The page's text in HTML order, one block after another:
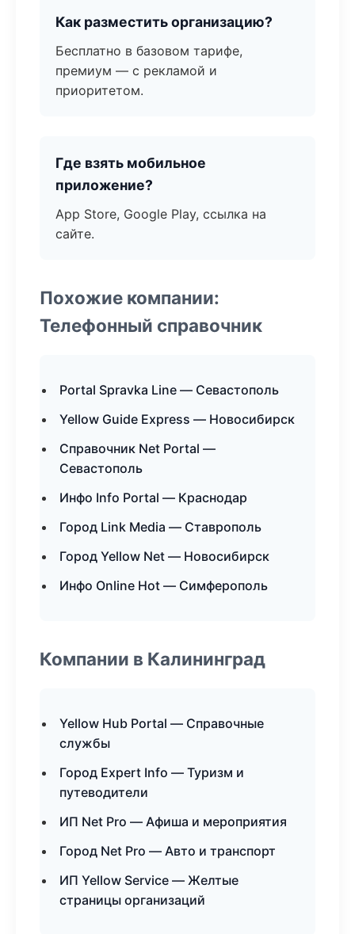
Как разместить организацию?
Бесплатно в базовом тарифе,
премиум — с рекламой и
приоритетом.
Где взять мобильное
приложение?
App Store, Google Play, ссылка на
сайте.
Похожие компании:
Телефонный справочник
Portal Spravka Line — Севастополь
Yellow Guide Express — Новосибирск
Справочник Net Portal —
Севастополь
Инфо Info Portal — Краснодар
Город Link Media — Ставрополь
Город Yellow Net — Новосибирск
Инфо Online Hot — Симферополь
Компании в Калининград
Yellow Hub Portal — Справочные
службы
Город Expert Info — Туризм и
путеводители
ИП Net Pro — Афиша и мероприятия
Город Net Pro — Авто и транспорт
ИП Yellow Service — Желтые
страницы организаций